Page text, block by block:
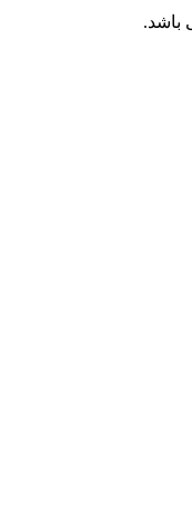
باشد.